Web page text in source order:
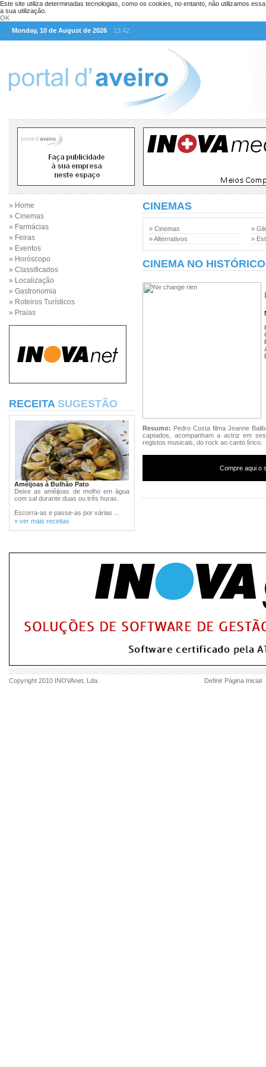
Este site utiliza determinadas tecnologias, como os cookies, no entanto, não utilizamos
a sua utilização.
OK
Monday, 10 de August de 2026
13:42
» Home
» Cinemas
» Farmácias
» Feiras
» Eventos
» Horóscopo
» Classificados
» Localização
» Gastronomia
» Roteiros Turísticos
» Praias
RECEITA SUGESTÃO
Amêijoas à Bulhão Pato
Deixe as amêijoas de molho em água
com sal durante duas ou três horas.
Escorra-as e passe-as por várias ...
» ver mais receitas
CINEMAS
» Cinemas
» Alternativos
»
»
CINEMA NO HISTÓRICO
Resumo: Pedro Costa filma Jeanne
captados, acompanham a actriz em
registos musicais, do rock ao canto lírico.
Compre aqui o
Copyright 2010 INOVAnet , Lda. Definir Página Inicial